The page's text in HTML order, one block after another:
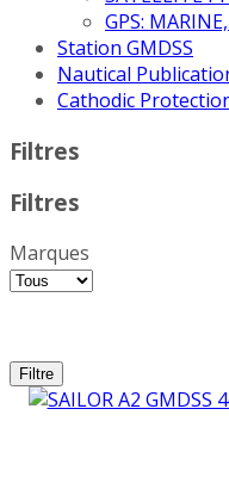
GPS:
Station GMDSS
Nautical
Cathodic
Filtres
Filtres
Marques